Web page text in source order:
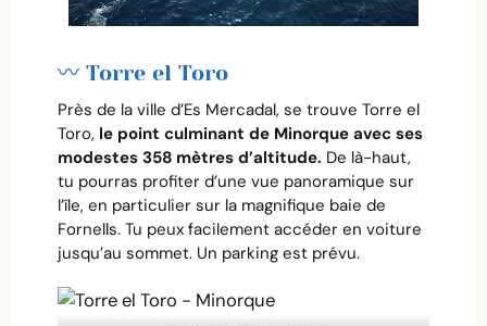
〰️ Torre el Toro
Près de la ville d’Es Mercadal, se trouve Torre el
Toro, le point culminant de Minorque avec ses
modestes 358 mètres d’altitude. De là-haut,
tu pourras profiter d’une vue panoramique sur
l’île, en particulier sur la magnifique baie de
Fornells. Tu peux facilement accéder en voiture
jusqu’au sommet. Un parking est prévu.